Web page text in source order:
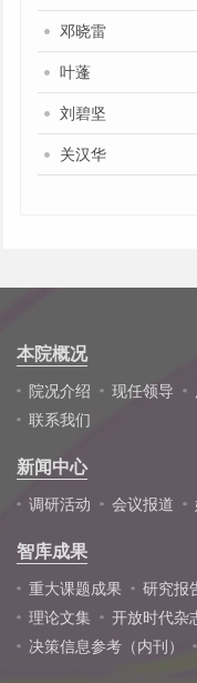
邓晓雷
叶蓬
刘碧坚
关汉华
本院概况
院况介绍 现任领导
联系我们
新闻中心
调研活动 会议报道
智库成果
重大课题成果 研究报
理论文集
开放时代杂
决策信息参考（内刊）